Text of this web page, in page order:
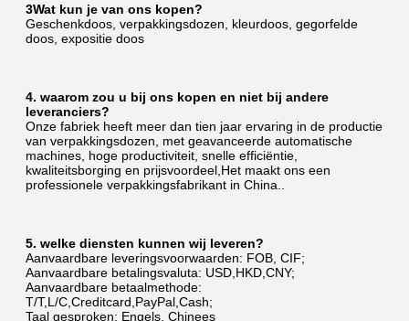
3Wat kun je van ons kopen?
Geschenkdoos, verpakkingsdozen, kleurdoos, gegorfelde
doos, expositie doos
4. waarom zou u bij ons kopen en niet bij andere
leveranciers?
Onze fabriek heeft meer dan tien jaar ervaring in de productie
van verpakkingsdozen, met geavanceerde automatische
machines, hoge productiviteit, snelle efficiëntie,
kwaliteitsborging en prijsvoordeel,Het maakt ons een
professionele verpakkingsfabrikant in China..
5. welke diensten kunnen wij leveren?
Aanvaardbare leveringsvoorwaarden: FOB, CIF;
Aanvaardbare betalingsvaluta: USD,HKD,CNY;
Aanvaardbare betaalmethode:
T/T,L/C,Creditcard,PayPal,Cash;
Taal gesproken: Engels, Chinees